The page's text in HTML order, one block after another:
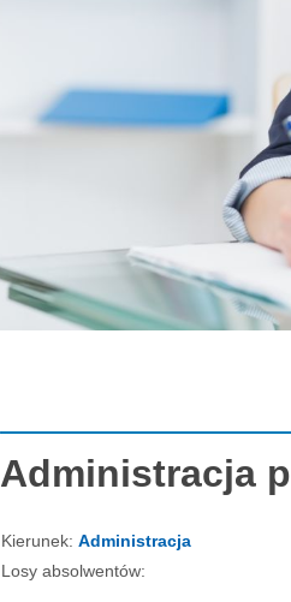
Administracja
Kierunek: Administracja
Losy absolwentów: